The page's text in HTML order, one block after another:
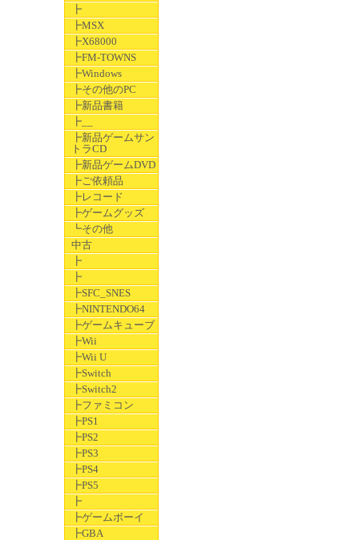
┣
┣MSX
┣X68000
┣FM-TOWNS
┣Windows
┣その他のPC
┣新品書籍
┣__
┣新品ゲームサン
トラCD
┣新品ゲームDVD
┣ご依頼品
┣レコード
┣ゲームグッズ
┗その他
中古
┣
┣
┣SFC_SNES
┣NINTENDO64
┣ゲームキューブ
┣Wii
┣Wii U
┣Switch
┣Switch2
┣ファミコン
┣PS1
┣PS2
┣PS3
┣PS4
┣PS5
┣
┣ゲームボーイ
┣GBA